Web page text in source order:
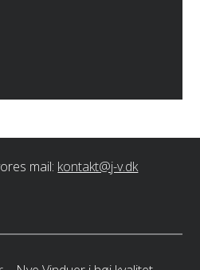
mail: kontakt@j-v.dk